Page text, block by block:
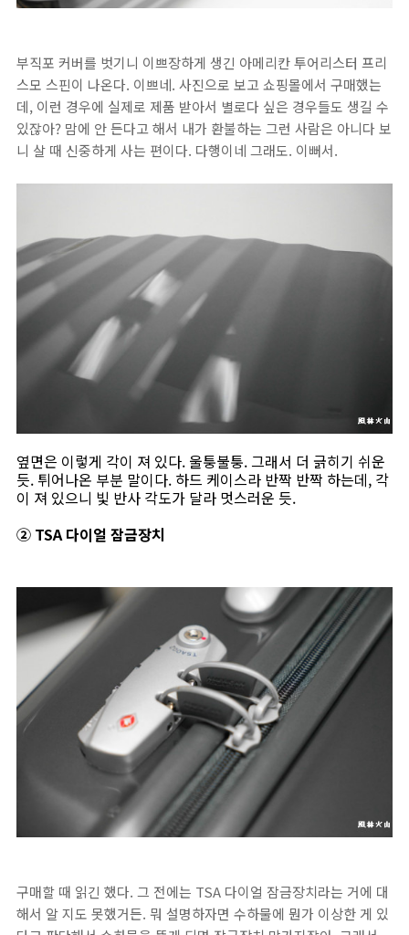
부직포 커버를 벗기니 이쁘장하게 생긴 아메리칸 투어리스터 프리
스모 스핀이 나온다. 이쁘네. 사진으로 보고 쇼핑몰에서 구매했는
데, 이런 경우에 실제로 제품 받아서 별로다 싶은 경우들도 생길 수
있잖아? 맘에 안 든다고 해서 내가 환불하는 그런 사람은 아니다 보
니 살 때 신중하게 사는 편이다. 다행이네 그래도. 이뻐서.
옆면은 이렇게 각이 져 있다. 울퉁불퉁. 그래서 더 긁히기 쉬운
듯. 튀어나온 부분 말이다. 하드 케이스라 반짝 반짝 하는데, 각
이 져 있으니 빛 반사 각도가 달라 멋스러운 듯.
② TSA 다이얼 잠금장치
구매할 때 읽긴 했다. 그 전에는 TSA 다이얼 잠금장치라는 거에 대
해서 알 지도 못했거든. 뭐 설명하자면 수하물에 뭔가 이상한 게 있